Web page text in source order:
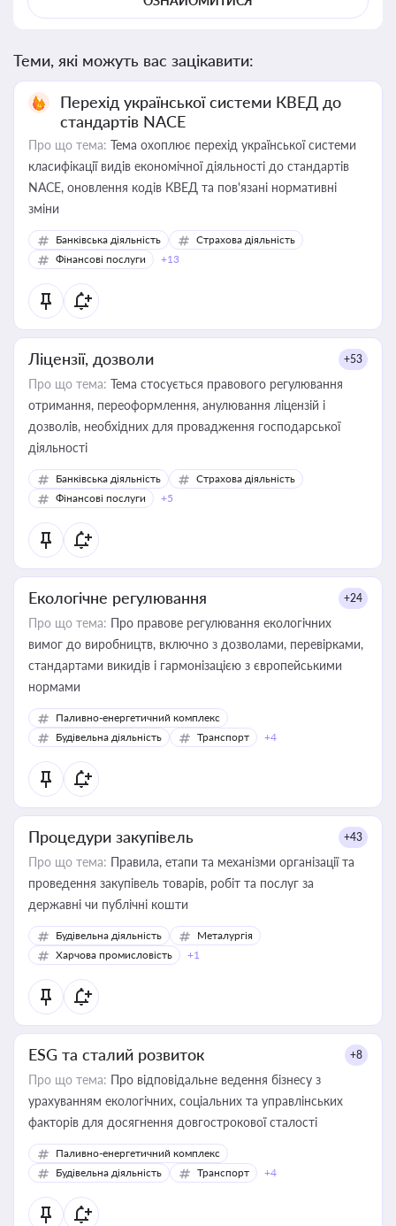
Теми, які можуть вас зацікавити:
Перехід української системи КВЕД до
стандартів NACE
Про що тема: Тема охоплює перехід української системи
класифікації видів економічної діяльності до стандартів
NACE, оновлення кодів КВЕД та пов'язані нормативні
зміни
Банківська діяльність
Страхова діяльність
Фінансові послуги
+13
Ліцензії, дозволи +53
Про що тема: Тема стосується правового регулювання
отримання, переоформлення, анулювання ліцензій і
дозволів, необхідних для провадження господарської
діяльності
Банківська діяльність
Страхова діяльність
Фінансові послуги
+5
Екологічне регулювання +24
Про що тема: Про правове регулювання екологічних
вимог до виробництв, включно з дозволами, перевірками,
стандартами викидів і гармонізацією з європейськими
нормами
Паливно-енергетичний комплекс
Будівельна діяльність
Транспорт +4
Процедури закупівель +43
Про що тема: Правила, етапи та механізми організації та
проведення закупівель товарів, робіт та послуг за
державні чи публічні кошти
Будівельна діяльність
Металургія
Харчова промисловість
+1
ESG та сталий розвиток +8
Про що тема: Про відповідальне ведення бізнесу з
урахуванням екологічних, соціальних та управлінських
факторів для досягнення довгострокової сталості
Паливно-енергетичний комплекс
Будівельна діяльність
Транспорт +4